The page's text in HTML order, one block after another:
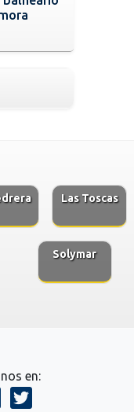
Las Toscas
Solymar
en: